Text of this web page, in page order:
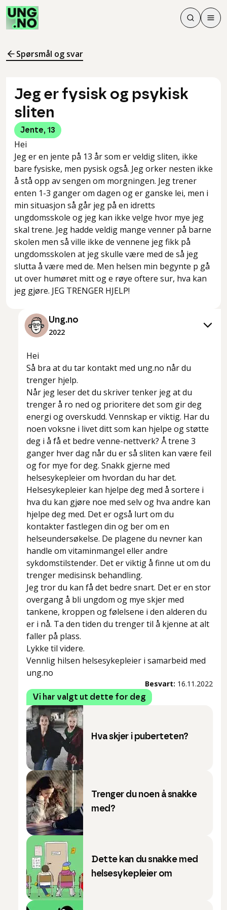
Søk
Søk
Meny
Spørsmål og svar
Jeg er fysisk og psykisk
sliten
Jente, 13
Hei
Jeg er en jente på 13 år som er veldig sliten, ikke
bare fysiske, men pysisk også. Jeg orker nesten ikke
å stå opp av sengen om morgningen. Jeg trener
enten 1-3 ganger om dagen og er ganske lei, men i
min situasjon så går jeg på en idretts
ungdomsskole og jeg kan ikke velge hvor mye jeg
skal trene. Jeg hadde veldig mange venner på barne
skolen men så ville ikke de vennene jeg fikk på
ungdomsskolen at jeg skulle være med de så jeg
slutta å være med de. Men helsen min begynte p gå
ut over humøret mitt og e røye oftere sur, hva kan
jeg gjøre. JEG TRENGER HJELP!
Ung.no
2022
Hei
Så bra at du tar kontakt med ung.no når du
trenger hjelp.
Når jeg leser det du skriver tenker jeg at du
trenger å ro ned og prioritere det som gir deg
energi og overskudd. Vennskap er viktig. Har du
noen voksne i livet ditt som kan hjelpe og støtte
deg i å få et bedre venne-nettverk? Å trene 3
ganger hver dag når du er så sliten kan være feil
og for mye for deg. Snakk gjerne med
helsesykepleier om hvordan du har det.
Helsesykepleier kan hjelpe deg med å sortere i
hva du kan gjøre noe med selv og hva andre kan
hjelpe deg med. Det er også lurt om du
kontakter fastlegen din og ber om en
helseundersøkelse. De plagene du nevner kan
handle om vitaminmangel eller andre
sykdomstilstender. Det er viktig å finne ut om du
trenger medisinsk behandling.
Jeg tror du kan få det bedre snart. Det er en stor
overgang å bli ungdom og mye skjer med
tankene, kroppen og følelsene i den alderen du
er i nå. Ta den tiden du trenger til å kjenne at alt
faller på plass.
Lykke til videre.
Vennlig hilsen helsesykepleier i samarbeid med
ung.no
Besvart: 16.11.2022
Vi har valgt ut dette for deg
Hva skjer i puberteten?
Trenger du noen å snakke
med?
Dette kan du snakke med
helsesykepleier om